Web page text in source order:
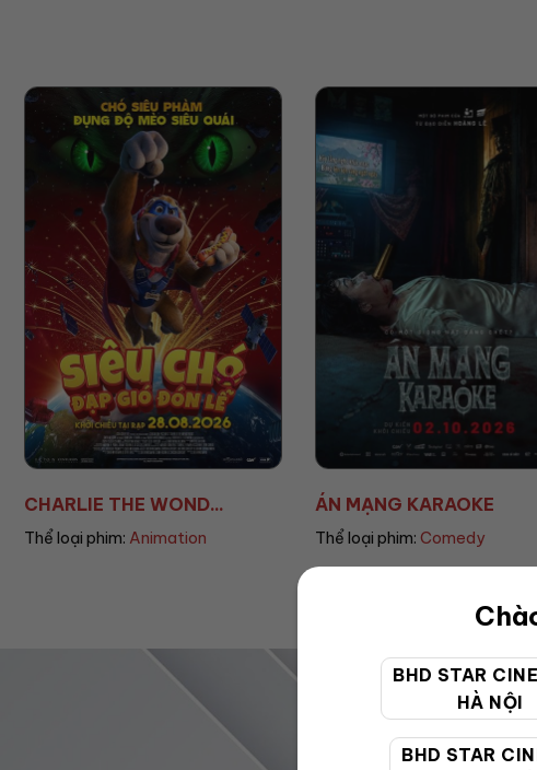
BHD STAR
HÀ NỘI
BHD STAR
ÁN MẠNG KARAOKE
Thể loại phim:Comedy
ÚT LAN 2
Thể loại phim:Horror